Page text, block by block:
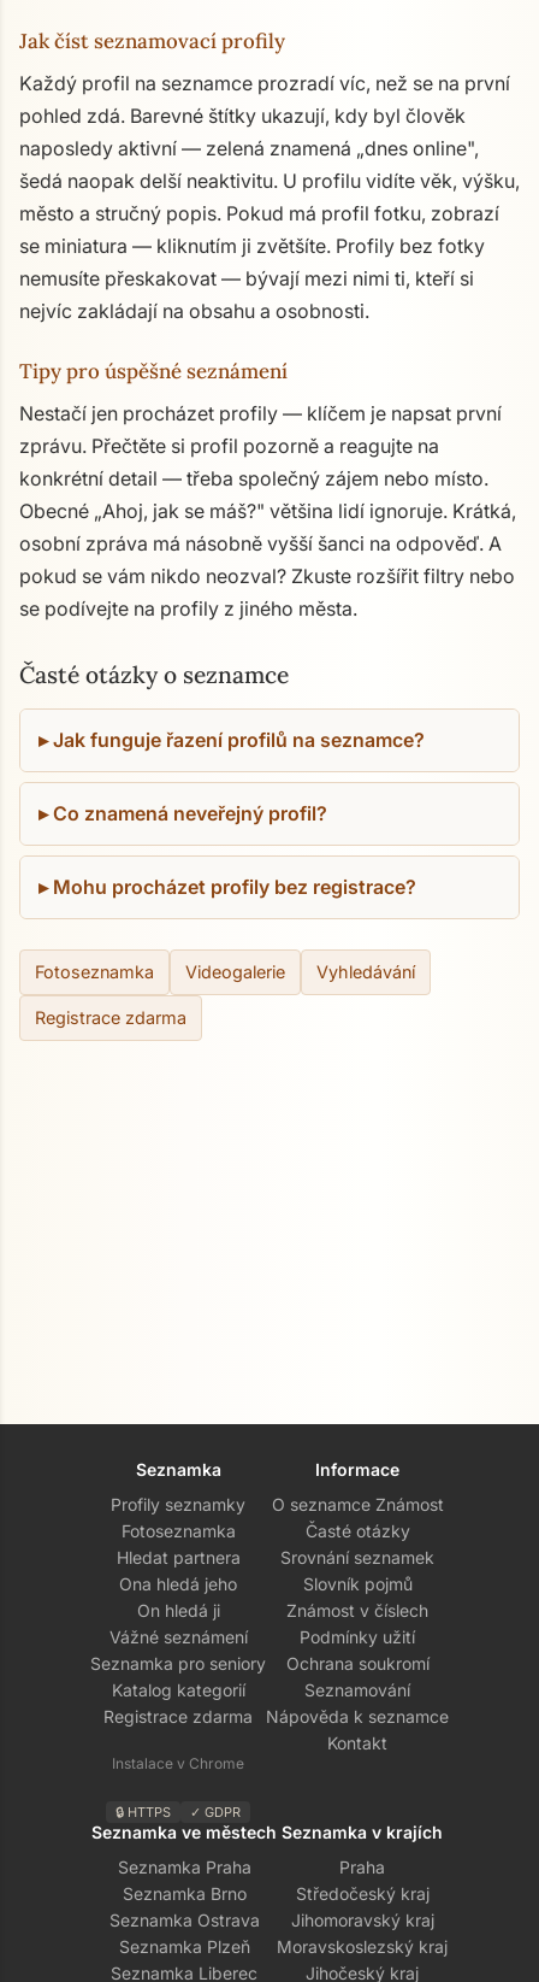
Jak číst seznamovací profily
Každý profil na seznamce prozradí víc, než se na první
pohled zdá. Barevné štítky ukazují, kdy byl člověk
naposledy aktivní — zelená znamená „dnes online",
šedá naopak delší neaktivitu. U profilu vidíte věk, výšku,
město a stručný popis. Pokud má profil fotku, zobrazí
se miniatura — kliknutím ji zvětšíte. Profily bez fotky
nemusíte přeskakovat — bývají mezi nimi ti, kteří si
nejvíc zakládají na obsahu a osobnosti.
Tipy pro úspěšné seznámení
Nestačí jen procházet profily — klíčem je napsat první
zprávu. Přečtěte si profil pozorně a reagujte na
konkrétní detail — třeba společný zájem nebo místo.
Obecné „Ahoj, jak se máš?" většina lidí ignoruje. Krátká,
osobní zpráva má násobně vyšší šanci na odpověď. A
pokud se vám nikdo neozval? Zkuste rozšířit filtry nebo
se podívejte na profily z jiného města.
Časté otázky o seznamce
Jak funguje řazení profilů na seznamce?
Co znamená neveřejný profil?
Mohu procházet profily bez registrace?
Fotoseznamka Videogalerie Vyhledávání
Registrace zdarma
Seznamka
Profily seznamky
Fotoseznamka
Hledat partnera
Ona hledá jeho
On hledá ji
Vážné seznámení
Seznamka pro seniory
Katalog kategorií
Registrace zdarma
Instalace v Chrome
🔒 HTTPS ✓ GDPR
Informace
O seznamce Známost
Časté otázky
Srovnání seznamek
Slovník pojmů
Známost v číslech
Podmínky užití
Ochrana soukromí
Seznamování
Nápověda k seznamce
Kontakt
Seznamka ve městech
Seznamka Praha
Seznamka Brno
Seznamka Ostrava
Seznamka Plzeň
Seznamka Liberec
Seznamka v krajích
Praha
Středočeský kraj
Jihomoravský kraj
Moravskoslezský kraj
Jihočeský kraj